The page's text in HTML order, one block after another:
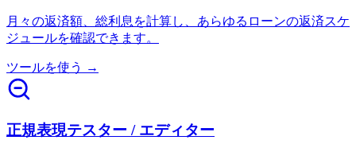
月々の返済額、総利息を計算し、あらゆるローンの返済スケ
ジュールを確認できます。
ツールを使う →
正規表現テスター / エディター